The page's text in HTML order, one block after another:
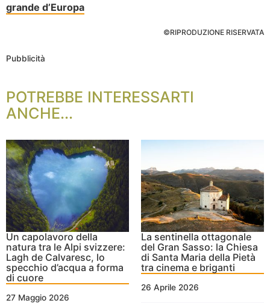
grande d’Europa
©RIPRODUZIONE RISERVATA
Pubblicità
POTREBBE INTERESSARTI
ANCHE...
Un capolavoro della
natura tra le Alpi svizzere:
Lagh de Calvaresc, lo
specchio d’acqua a forma
di cuore
27 Maggio 2026
La sentinella ottagonale
del Gran Sasso: la Chiesa
di Santa Maria della Pietà
tra cinema e briganti
26 Aprile 2026